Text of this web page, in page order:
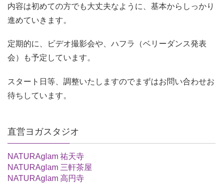
内容は初めての方でも大丈夫なように、基本からしっかり
進めていきます。
定期的に、ビデオ撮影会や、ハフラ（ベリーダンス発表
会）も予定しています。
スタート日等、調整いたしますのでまずはお問い合わせお
待ちしています。
直営ヨガスタジオ
NATURAglam 祐天寺
NATURAglam 三軒茶屋
NATURAglam 高円寺